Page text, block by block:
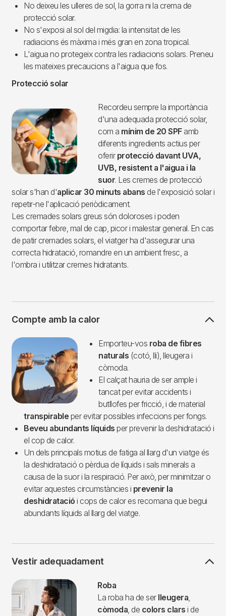
No deixeu les ulleres de sol, la gorra ni la crema de
protecció solar.
No s'exposi al sol del migdia: la intensitat de les
radiacions és màxima i més gran en zona tropical.
L'aigua no protegeix contra les radiacions solars. Preneu
les mateixes precaucions a l'aigua que fos.
Protecció solar
Imagen
Recordeu sempre la importància
d'una adequada protecció solar,
com a mínim de 20 SPFamb
diferents ingredients actius per
oferir protecció davant UVA,
UVB, resistent a l'aigua i la
suor. Les cremes de protecció
solar s'han d'aplicar 30 minuts abans de l'exposició solar i
repetir-ne l'aplicació periòdicament.
Les cremades solars greus són doloroses i poden
comportar febre, mal de cap, picor i malestar general. En cas
de patir cremades solars, el viatger ha d'assegurar una
correcta hidratació, romandre en un ambient fresc, a
l'ombra i utilitzar cremes hidratants.
Compte amb la calor
Imagen Emporteu-vos roba de fibres
naturals (cotó, lli), lleugera i
còmoda.
El calçat hauria de ser ample i
tancat per evitar accidents i
butllofes per fricció, i de material
transpirable per evitar possibles infeccions per fongs.
Beveu abundants líquids per prevenir la deshidratació i
el cop de calor.
Un dels principals motius de fatiga al llarg d'un viatge és
la deshidratació o pèrdua de líquids i sals minerals a
causa de la suor i la respiració. Per això, per minimitzar o
evitar aquestes circumstàncies i prevenir la
deshidratació i cops de calor es recomana que begui
abundants líquids al llarg del viatge.
Vestir adequadament
Imagen
Roba
La roba ha de ser lleugera,
còmoda, de colors clars i de